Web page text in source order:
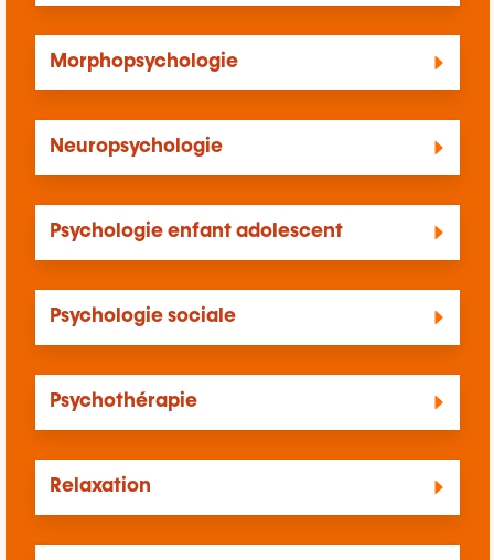
Morphopsychologie
Neuropsychologie
Psychologie enfant adolescent
Psychologie sociale
Psychothérapie
Relaxation